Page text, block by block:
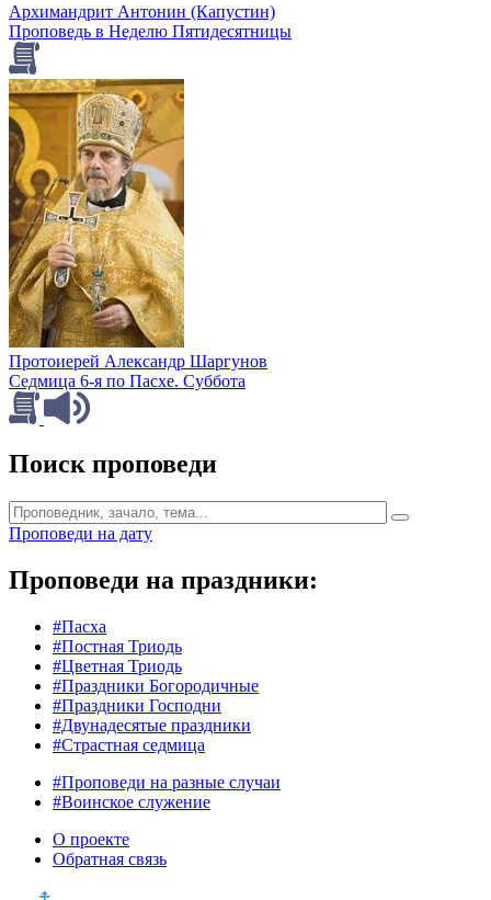
Архимандрит Антонин (Капустин)
Проповедь в Неделю Пятидесятницы
Протоиерей Александр Шаргунов
Седмица 6-я по Пасхе. Суббота
Поиск проповеди
Проповеди на дату
Проповеди на праздники:
#Пасха
#Постная Триодь
#Цветная Триодь
#Праздники Богородичные
#Праздники Господни
#Двунадесятые праздники
#Страстная седмица
#Проповеди на разные случаи
#Воинское служение
О проекте
Обратная связь